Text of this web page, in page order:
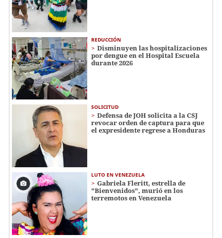
REDUCCIÓN
Disminuyen las hospitalizaciones
por dengue en el Hospital Escuela
durante 2026
SOLICITUD
Defensa de JOH solicita a la CSJ
revocar orden de captura para que
el expresidente regrese a Honduras
LUTO EN VENEZUELA
Gabriela Fleritt, estrella de
"Bienvenidos", murió en los
terremotos en Venezuela